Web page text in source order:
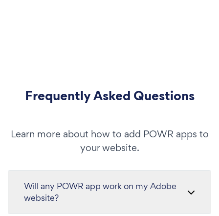
Frequently Asked Questions
Learn more about how to add POWR apps to
your website.
Will any POWR app work on my Adobe
website?